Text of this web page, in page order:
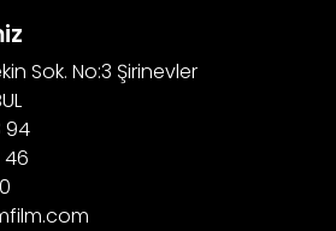
Sok. No:3 Şirinevler
94
46